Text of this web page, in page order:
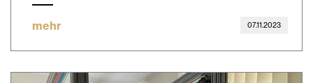
mehr 07.11.2023